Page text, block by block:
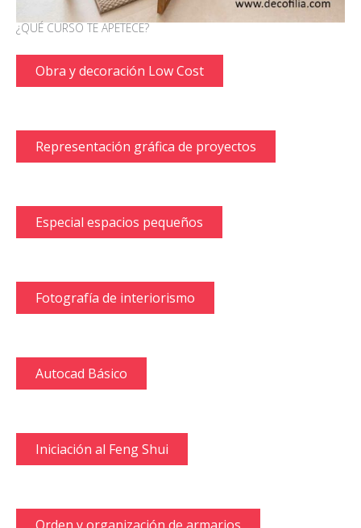
¿QUÉ CURSO TE APETECE?
Obra y decoración Low Cost
Representación gráfica de proyectos
Especial espacios pequeños
Fotografía de interiorismo
Autocad Básico
Iniciación al Feng Shui
Orden y organización de armarios